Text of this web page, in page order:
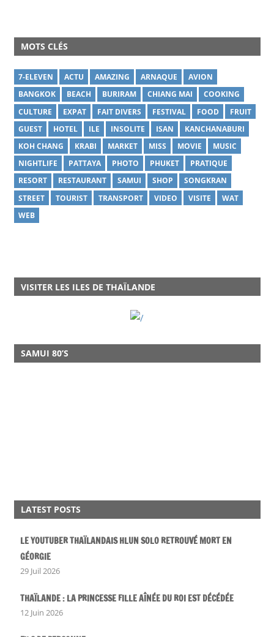
MOTS CLÉS
7-ELEVEN ACTU AMAZING ARNAQUE
AVION
BANGKOK
BEACH BURIRAM CHIANG MAI
COOKING
CULTURE
EXPAT FAIT DIVERS FESTIVAL FOOD
FRUIT
GUEST
HOTEL ILE INSOLITE ISAN
KANCHANABURI
KOH CHANG
KRABI MARKET MISS MOVIE
MUSIC
NIGHTLIFE
PATTAYA PHOTO PHUKET
PRATIQUE
RESORT
RESTAURANT SAMUI SHOP
SONGKRAN
STREET
TOURIST TRANSPORT VIDEO VISITE
WAT
WEB
VISITER LES ILES DE THAÏLANDE
SAMUI 80’S
LATEST POSTS
LE YOUTUBER THAÏLANDAIS HLUN SOLO RETROUVÉ MORT EN
GÉORGIE
29 Juil 2026
THAÏLANDE : LA PRINCESSE FILLE AÎNÉE DU ROI EST DÉCÉDÉE
12 Juin 2026